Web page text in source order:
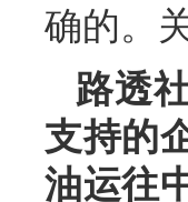
确的。
路透
支持的
油运往